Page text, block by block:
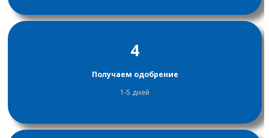
4
Получаем одобрение
1-5 дней